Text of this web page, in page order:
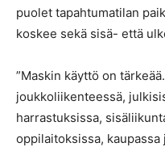
puolet tapahtumatilan
koskee sekä sisä- että
”Maskin käyttö on
joukkoliikenteessä,
harrastuksissa,
oppilaitoksissa, kaupassa